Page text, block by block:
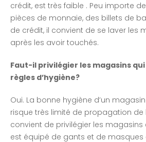
crédit, est très faible . Peu importe
pièces de monnaie, des billets de
de crédit, il convient de se laver les
après les avoir touchés.
Faut-il privilégier les magasins
règles d’hygiène?
Oui. La bonne hygiène d’un
risque très limité de propagation de
convient de privilégier les magasins
est équipé de gants et de masques